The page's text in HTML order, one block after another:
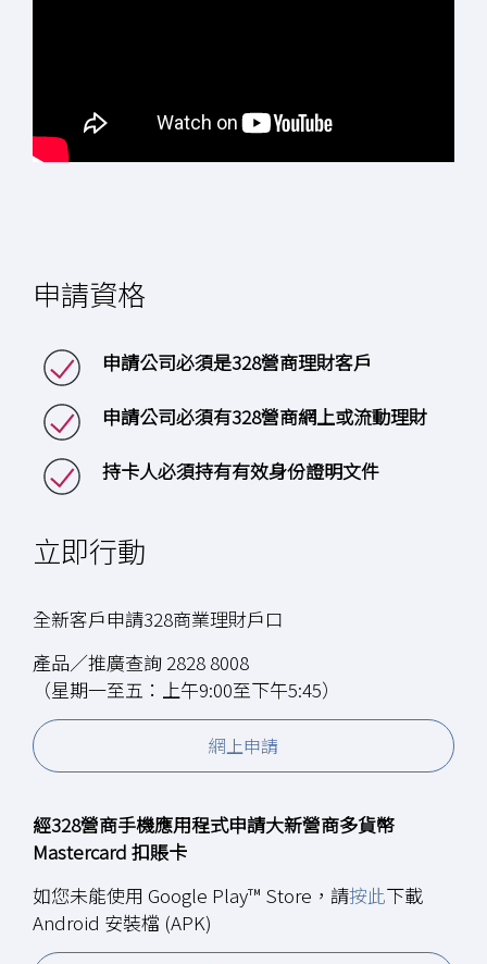
申請資格
申請公司必須是328營商理財客戶
申請公司必須有328營商網上或流動理財
持卡人必須持有有效身份證明文件
立即行動
全新客戶申請328商業理財戶口
產品／推廣查詢 2828 8008
（星期一至五：上午9:00至下午5:45）
網上申請
經328營商手機應用程式申請大新營商多貨幣
Mastercard 扣賬卡
如您未能使用 Google Play™ Store，請按此下載
Android 安裝檔 (APK)